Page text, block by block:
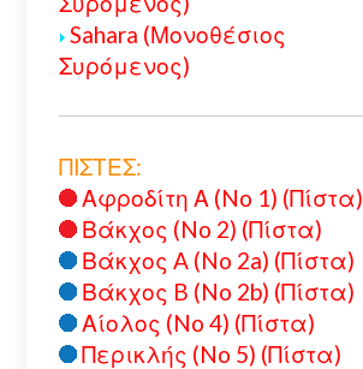
Sahara (Μονοθέσιος
Συρόμενος)
ΠΙΣΤΕΣ:
Αφροδίτη Α (No 1) (Πίστα)
Βάκχος (No 2) (Πίστα)
Βάκχος A (No 2a) (Πίστα)
Βάκχος B (No 2b) (Πίστα)
Αίολος (No 4) (Πίστα)
Περικλής (No 5) (Πίστα)